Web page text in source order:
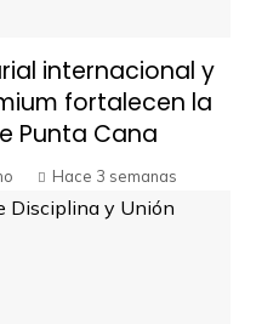
internacional y
fortalecen la
Punta Cana
Hace 3 semanas